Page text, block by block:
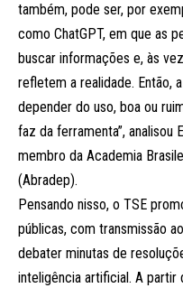
também, pode ser, por
como ChatGPT, em que as
buscar informações e, às
refletem a realidade. Então,
depender do uso, boa ou
faz da ferramenta”, analisou
membro da Academia
(Abradep).
Pensando nisso, o TSE
públicas, com transmissão
debater minutas de
inteligência artificial. A partir